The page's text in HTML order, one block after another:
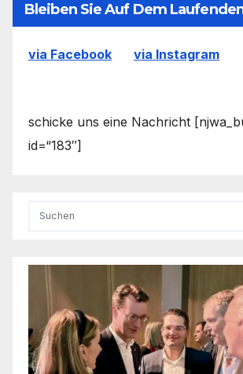
Bleiben Sie Auf Dem
via Facebook via Instagram
schicke uns eine Nachricht
id=“183″]